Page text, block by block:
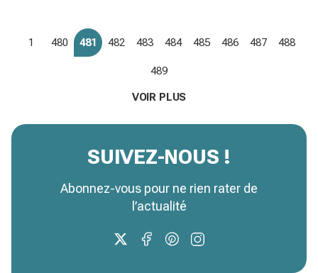
1 480 481 482 483 484 485 486 487 488
489
VOIR PLUS
SUIVEZ-NOUS !
Abonnez-vous pour ne rien rater de
l’actualité